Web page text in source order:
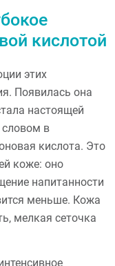
кислотой
этих
Появилась она
настоящей
в
кислота. Это
коже: оно
напитанности
меньше. Кожа
мелкая сеточка